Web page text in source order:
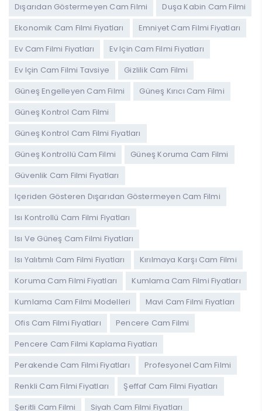
Dışarıdan Göstermeyen Cam Filmi
Duşa Kabin Cam Filmi
Ekonomik Cam Filmi Fiyatları
Emniyet Cam Filmi Fiyatları
Ev Cam Filmi Fiyatları
Ev Için Cam Filmi Fiyatları
Ev Için Cam Filmi Tavsiye
Gizlilik Cam Filmi
Güneş Engelleyen Cam Filmi
Güneş Kırıcı Cam Filmi
Güneş Kontrol Cam Filmi
Güneş Kontrol Cam Filmi Fiyatları
Güneş Kontrollü Cam Filmi
Güneş Koruma Cam Filmi
Güvenlik Cam Filmi Fiyatları
Içeriden Gösteren Dışarıdan Göstermeyen Cam Filmi
Isı Kontrollü Cam Filmi Fiyatları
Isı Ve Güneş Cam Filmi Fiyatları
Isı Yalıtımlı Cam Filmi Fiyatları
Kırılmaya Karşı Cam Filmi
Koruma Cam Filmi Fiyatları
Kumlama Cam Filmi Fiyatları
Kumlama Cam Filmi Modelleri
Mavi Cam Filmi Fiyatları
Ofis Cam Filmi Fiyatları
Pencere Cam Filmi
Pencere Cam Filmi Kaplama Fiyatları
Perakende Cam Filmi Fiyatları
Profesyonel Cam Filmi
Renkli Cam Filmi Fiyatları
Şeffaf Cam Filmi Fiyatları
Şeritli Cam Filmi
Siyah Cam Filmi Fiyatları